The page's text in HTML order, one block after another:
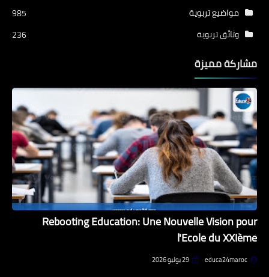
مواضيع تربوية
985
وثائق تربوية
236
مشاركة مميزة
Rebooting Education: Une Nouvelle Vision pour
l'Ecole du XXIème
educa24maroc 29 يوليو 2026